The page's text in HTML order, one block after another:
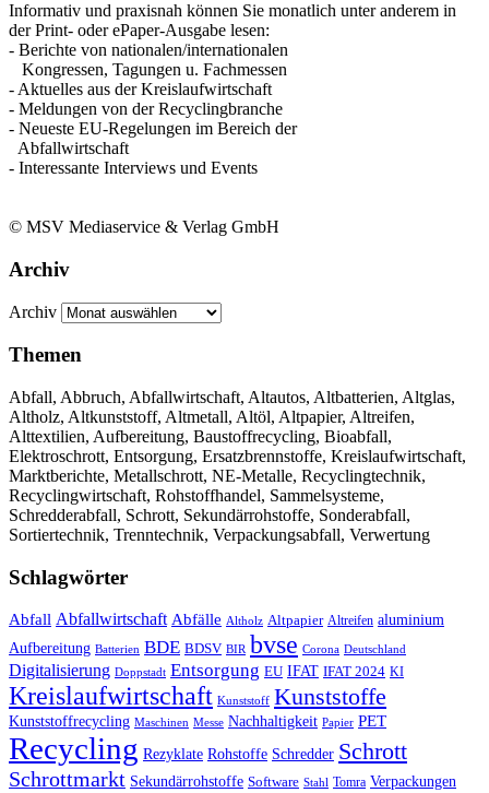
Informativ und praxisnah können Sie monatlich unter anderem in
der Print- oder ePaper-Ausgabe lesen:
- Berichte von nationalen/internationalen
Kongressen, Tagungen u. Fachmessen
- Aktuelles aus der Kreislaufwirtschaft
- Meldungen von der Recyclingbranche
- Neueste EU-Regelungen im Bereich der
Abfallwirtschaft
- Interessante Interviews und Events
© MSV Mediaservice & Verlag GmbH
Archiv
Archiv
Themen
Abfall, Abbruch, Abfallwirtschaft, Altautos, Altbatterien, Altglas,
Altholz, Altkunststoff, Altmetall, Altöl, Altpapier, Altreifen,
Alttextilien, Aufbereitung, Baustoffrecycling, Bioabfall,
Elektroschrott, Entsorgung, Ersatzbrennstoffe, Kreislaufwirtschaft,
Marktberichte, Metallschrott, NE-Metalle, Recyclingtechnik,
Recyclingwirtschaft, Rohstoffhandel, Sammelsysteme,
Schredderabfall, Schrott, Sekundärrohstoffe, Sonderabfall,
Sortiertechnik, Trenntechnik, Verpackungsabfall, Verwertung
Schlagwörter
Abfall Abfallwirtschaft Abfälle Altholz Altpapier Altreifen aluminium
Aufbereitung Batterien BDE BDSV BIR bvse Corona Deutschland
Digitalisierung Doppstadt Entsorgung EU IFAT IFAT 2024 KI
Kreislaufwirtschaft Kunststoff Kunststoffe
Kunststoffrecycling Maschinen Messe Nachhaltigkeit Papier PET
Recycling Rezyklate Rohstoffe Schredder Schrott
Schrottmarkt Sekundärrohstoffe Software Stahl Tomra Verpackungen